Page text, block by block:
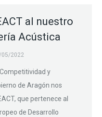
al nuestro
Acústica
05/2022
y
de Aragón nos
que pertenece al
de Desarrollo